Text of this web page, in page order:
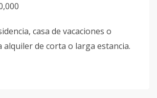
casa de vacaciones o
alquiler de corta o larga estancia.